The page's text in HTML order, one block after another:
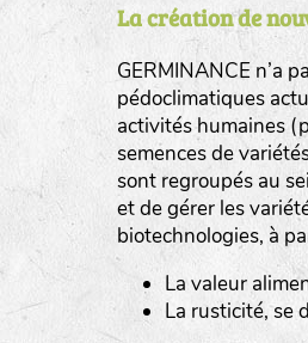
La création de
GERMINANCE n’a
pédoclimatiques
activités humaines
semences de
sont regroupés au
et de gérer les
biotechnologies, à
La valeur
La rusticité, se
DE BOLSTER
GRAINE DEL
JARDIN EN’VIE
Légumes
Légumes
Plantes